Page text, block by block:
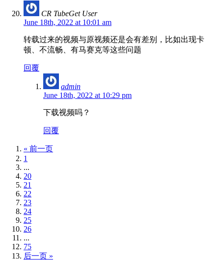
CR TubeGet User
June 18th, 2022 at 10:01 am
转载过来的视频与原视频还是会有差别，比如出现卡
顿、不流畅、有马赛克等这些问题
回覆
admin
June 18th, 2022 at 10:29 pm
下载视频吗？
回覆
« 前一页
1
...
20
21
22
23
24
25
26
...
75
后一页 »